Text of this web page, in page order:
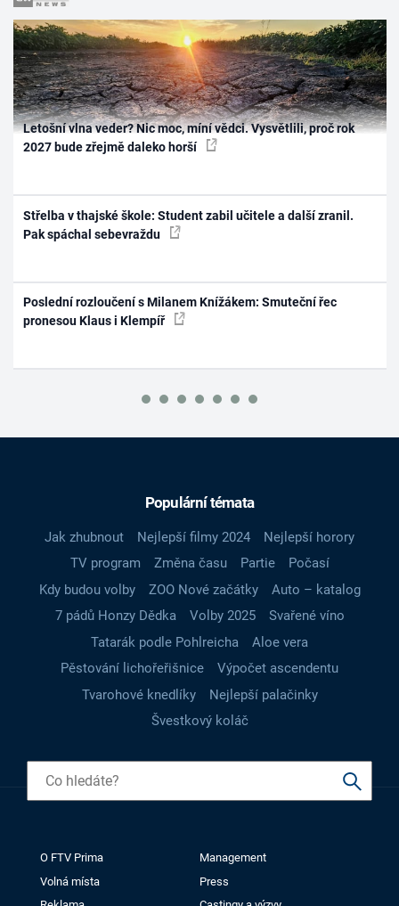
Letošní vlna veder? Nic moc, míní vědci. Vysvětlili, proč rok
2027 bude zřejmě daleko horší
Střelba v thajské škole: Student zabil učitele a další zranil.
Pak spáchal sebevraždu
Poslední rozloučení s Milanem Knížákem: Smuteční řec
pronesou Klaus i Klempíř
Populární témata
Jak zhubnout Nejlepší filmy 2024
Nejlepší horory
TV program
Změna času Partie
Počasí
Kdy budou volby
ZOO Nové začátky
Auto – katalog
7 pádů Honzy Dědka
Volby 2025
Svařené víno
Tatarák podle Pohlreicha
Aloe vera
Pěstování lichořeřišnice
Výpočet ascendentu
Tvarohové knedlíky
Nejlepší palačinky
Švestkový koláč
O FTV Prima
Management
Volná místa
Press